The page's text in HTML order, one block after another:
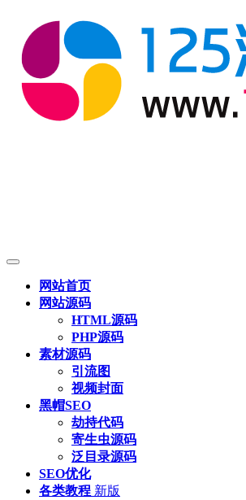
网站首页
网站源码
HTML源码
PHP源码
素材源码
引流图
视频封面
黑帽SEO
劫持代码
寄生虫源码
泛目录源码
SEO优化
各类教程 新版